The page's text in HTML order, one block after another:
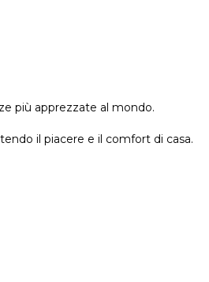
più apprezzate al mondo.
il piacere e il comfort di casa.